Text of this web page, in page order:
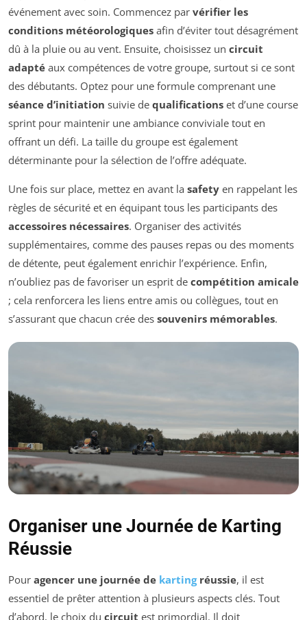
événement avec soin. Commencez par vérifier les
conditions météorologiques afin d’éviter tout désagrément
dû à la pluie ou au vent. Ensuite, choisissez un circuit
adapté aux compétences de votre groupe, surtout si ce sont
des débutants. Optez pour une formule comprenant une
séance d’initiation suivie de qualifications et d’une course
sprint pour maintenir une ambiance conviviale tout en
offrant un défi. La taille du groupe est également
déterminante pour la sélection de l’offre adéquate.
Une fois sur place, mettez en avant la safety en rappelant les
règles de sécurité et en équipant tous les participants des
accessoires nécessaires. Organiser des activités
supplémentaires, comme des pauses repas ou des moments
de détente, peut également enrichir l’expérience. Enfin,
n’oubliez pas de favoriser un esprit de compétition amicale
; cela renforcera les liens entre amis ou collègues, tout en
s’assurant que chacun crée des souvenirs mémorables.
Organiser une Journée de Karting
Réussie
Pour agencer une journée de kartingréussie, il est
essentiel de prêter attention à plusieurs aspects clés. Tout
d’abord, le choix du circuit est primordial. Il doit